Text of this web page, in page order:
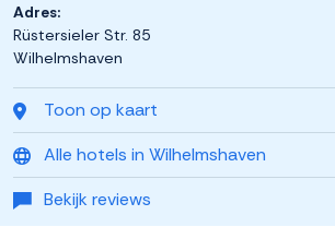
Toon op kaart
Alle hotels in Wilhelmshaven
Bekijk reviews
Adres:
Rüstersieler Str. 85
Wilhelmshaven